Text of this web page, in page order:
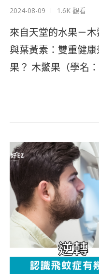
2024-08-09 1.6K 觀看
來自天堂的水果－
與葉黃素：雙重健
果？ 木鱉果（學名